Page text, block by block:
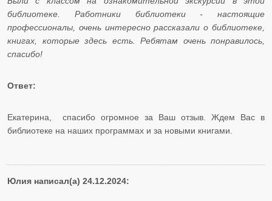
библиотеке. Работники библиотеки - настоящие
профессионалы, очень интересно рассказали о библиотеке,
книгах, которые здесь есть. Ребятам очень понравилось,
спасибо!
Ответ:
Екатерина, спасибо огромное за Ваш отзыв. Ждем Вас в
библиотеке на наших программах и за новыми книгами.
Юлия написал(а) 24.12.2024: